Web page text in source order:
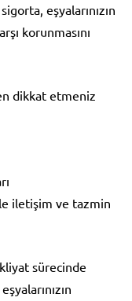
eşyalarınızın
korunmasını
dikkat etmeniz
iletişim ve tazmin
sürecinde